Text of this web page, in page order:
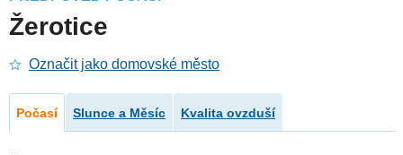
Žerotice
Označit jako domovské město
Počasí Slunce a Měsíc Kvalita ovzduší